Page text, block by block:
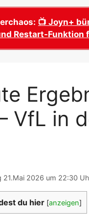
WM
WM 2026
Termine,
WM 2026
WM 2026
WM 2026
Spielort
Fußball WM
Fußball WM
PDF zum
📺 Joyn+
Restart-
VfL in
21.Mai 2026 um 22:30
du hier [anzeigen]